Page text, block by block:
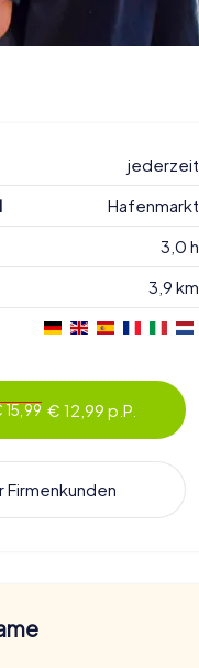
jederzeit
Hafenmarkt
3,0 h
3,9 km
15,99 € 12,99 p.P.
Firmenkunden